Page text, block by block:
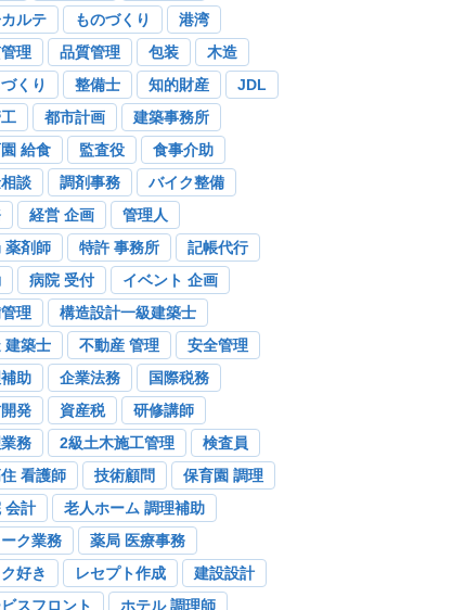
ルテ
ものづくり
港湾
理
品質管理 包装
木造
くり
整備士 知的財産
JDL
都市計画
建築事務所
給食
監査役
食事介助
談
調剤事務
バイク整備
経営 企画
管理人
薬剤師
特許 事務所
記帳代行
病院 受付
イベント 企画
理
構造設計一級建築士
建築士
不動産 管理
安全管理
助
企業法務
国際税務
発
資産税
研修講師
務
2級土木施工管理
検査員
看護師
技術顧問
保育園 調理
会計
老人ホーム 調理補助
ク業務
薬局 医療事務
好き
レセプト作成
建設設計
スフロント
ホテル 調理師